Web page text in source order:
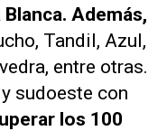
Además,
Tandil, Azul,
entre otras.
sudoeste con
los 100